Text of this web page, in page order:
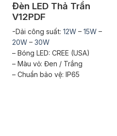
Đèn LED Thả Trần
V12PDF
-Dải công suất: 12W– 15W–
20W– 30W
– Bóng LED: CREE (USA)
– Màu vỏ: Đen / Trắng
– Chuẩn bảo vệ: IP65